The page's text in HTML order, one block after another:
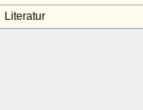
Literatur